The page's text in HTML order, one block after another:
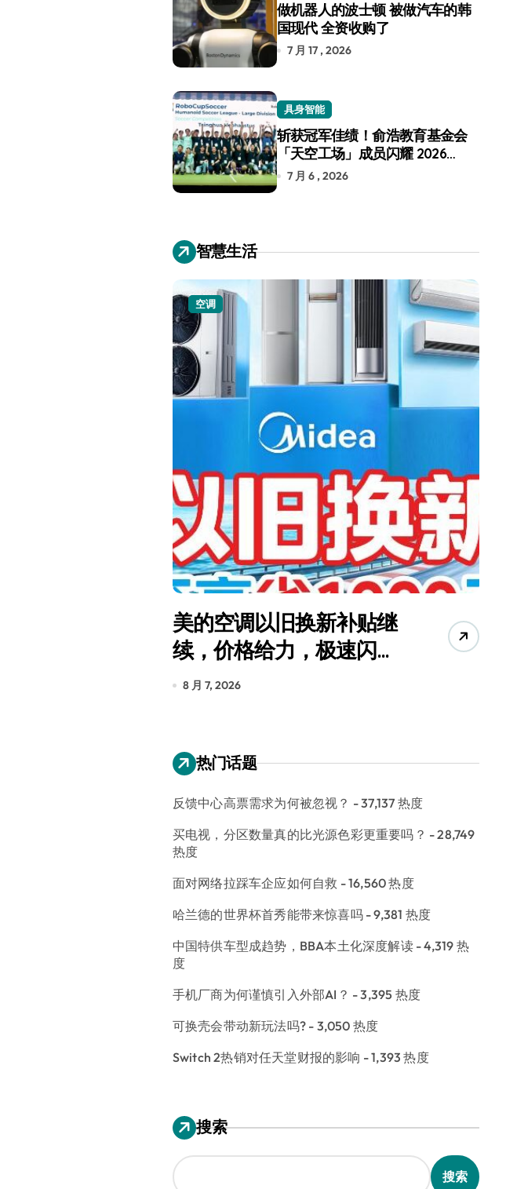
做机器人的波士顿 被做汽车的韩
国现代 全资收购了
7 月 17 , 2026
具身智能
斩获冠军佳绩！俞浩教育基金会
「天空工场」成员闪耀 2026
RoboCup 机器人世界杯
7 月 6 , 2026
智慧生活
空调
美的空调以旧换新补贴继
续，价格给力，极速闪
装！
8 月 7, 2026
热门话题
反馈中心高票需求为何被忽视？ - 37,137 热度
买电视，分区数量真的比光源色彩更重要吗？ - 28,749
热度
面对网络拉踩车企应如何自救 - 16,560 热度
哈兰德的世界杯首秀能带来惊喜吗- 9,381 热度
中国特供车型成趋势，BBA本土化深度解读- 4,319 热
度
手机厂商为何谨慎引入外部AI？ - 3,395 热度
可换壳会带动新玩法吗? - 3,050 热度
Switch 2热销对任天堂财报的影响 - 1,393 热度
搜索
搜索